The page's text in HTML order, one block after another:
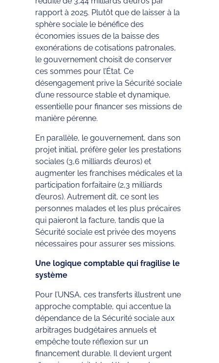
rapport à 2025. Plutôt que de laisser à la
sphère sociale le bénéfice des
économies issues de la baisse des
exonérations de cotisations patronales,
le gouvernement choisit de conserver
ces sommes pour l’État. Ce
désengagement prive la Sécurité sociale
d’une ressource stable et dynamique,
essentielle pour financer ses missions de
manière pérenne.
En parallèle, le gouvernement, dans son
projet initial, préfère geler les prestations
sociales (3,6 milliards d’euros) et
augmenter les franchises médicales et la
participation forfaitaire (2,3 milliards
d’euros). Autrement dit, ce sont les
personnes malades et les plus précaires
qui paieront la facture, tandis que la
Sécurité sociale est privée des moyens
nécessaires pour assurer ses missions.
Une logique comptable qui fragilise le
système
Pour l’UNSA, ces transferts illustrent une
approche comptable, qui accentue la
dépendance de la Sécurité sociale aux
arbitrages budgétaires annuels et
empêche toute réflexion sur un
financement durable. Il devient urgent